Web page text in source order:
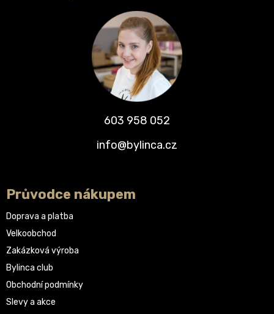
603 958 052
info@bylinca.cz
Průvodce nákupem
Doprava a platba
Velkoobchod
Zakázková výroba
Bylinca club
Obchodní podmínky
Slevy a akce